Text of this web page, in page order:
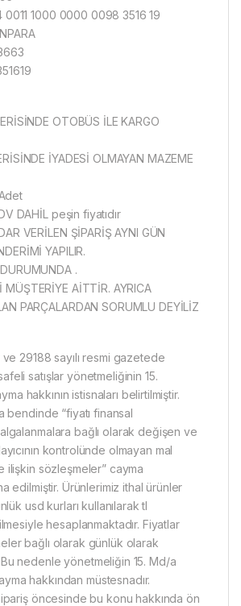
0011 1000 0000 0098 3516 19
OTOBÜS İLE KARGO
İYADESİ OLMAYAN MAZEME
DAHİL peşin fiyatıdır
VERİLEN ŞİPARİŞ AYNI GÜN
YAPILIR.
.
MÜŞTERİYE AİTTİR. AYRICA
PARÇALARDAN SORUMLU DEYİLİZ
ve 29188 sayılı resmi gazetede
satışlar yönetmeliğinin 15.
hakkının istisnaları belirtilmiştir.
bendinde “fiyatı finansal
bağlı olarak değişen ve
kontrolünde olmayan mal
ilişkin sözleşmeler” cayma
edilmiştir. Ürünlerimiz ithal ürünler
usd kurları kullanılarak tl
hesaplanmaktadır. Fiyatlar
bağlı olarak günlük olarak
nedenle yönetmeliğin 15. Md/a
hakkından müstesnadır.
öncesinde bu konu hakkında ön